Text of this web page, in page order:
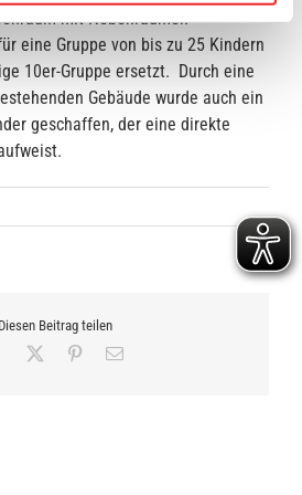
mit Nebenräumen
eine Gruppe von bis zu 25 Kindern
10er-Gruppe ersetzt. Durch eine
Gebäude wurde auch ein
geschaffen, der eine direkte
Diesen Beitrag teilen
Facebook Pinterest
E-